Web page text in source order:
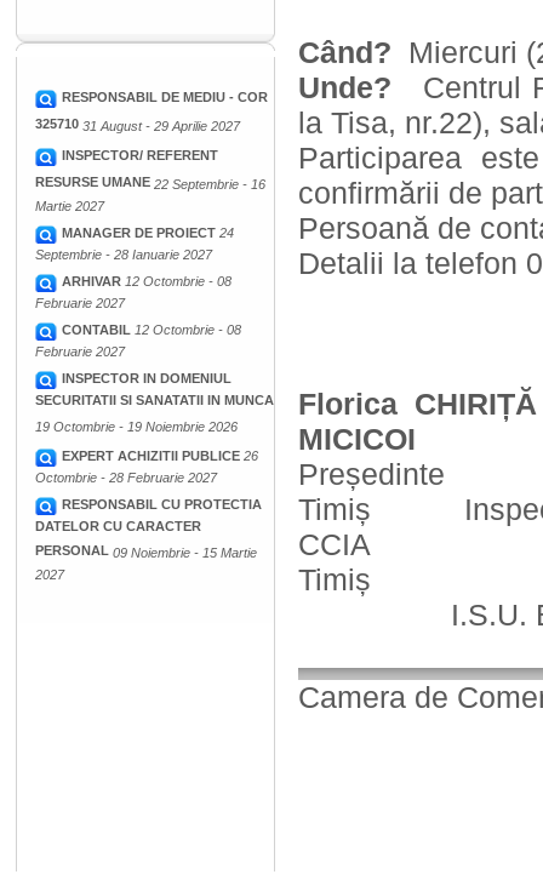
RESPONSABIL DE MEDIU - COR
325710 31 August - 29 Aprilie 2027
INSPECTOR/ REFERENT
RESURSE UMANE 22 Septembrie - 16
Martie 2027
MANAGER DE PROIECT 24
Septembrie - 28 Ianuarie 2027
ARHIVAR 12 Octombrie - 08
Februarie 2027
CONTABIL 12 Octombrie - 08
Februarie 2027
INSPECTOR IN DOMENIUL
SECURITATII SI SANATATII IN MUNCA
19 Octombrie - 19 Noiembrie 2026
EXPERT ACHIZITII PUBLICE 26
Octombrie - 28 Februarie 2027
RESPONSABIL CU PROTECTIA
DATELOR CU CARACTER
PERSONAL 09 Noiembrie - 15 Martie
2027
Când?
Miercuri
Unde?
Centrul
la Tisa, nr.22),
Participarea
confirmării de
Persoană de
Detalii la telefon
Florica CHIRIȚĂ
MICICOI
Președinte
Timiș
CCIA
Timiș
I.S.U.
Camera de